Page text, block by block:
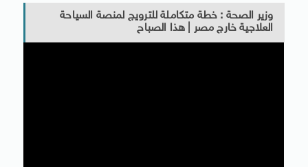
وزير الصحة : خطة متكاملة للترويج لمنصة السياحة
العلاجية خارج مصر | هذا الصباح